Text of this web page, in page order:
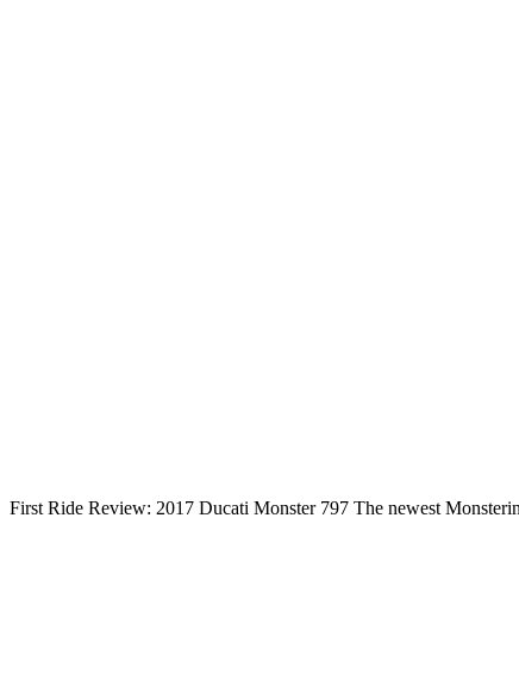
First Ride Review: 2017 Ducati Monster 797 The newest